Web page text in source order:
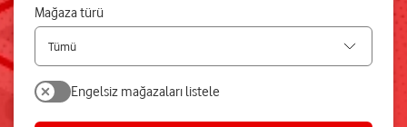
Mağaza türü
Engelsiz mağazaları listele